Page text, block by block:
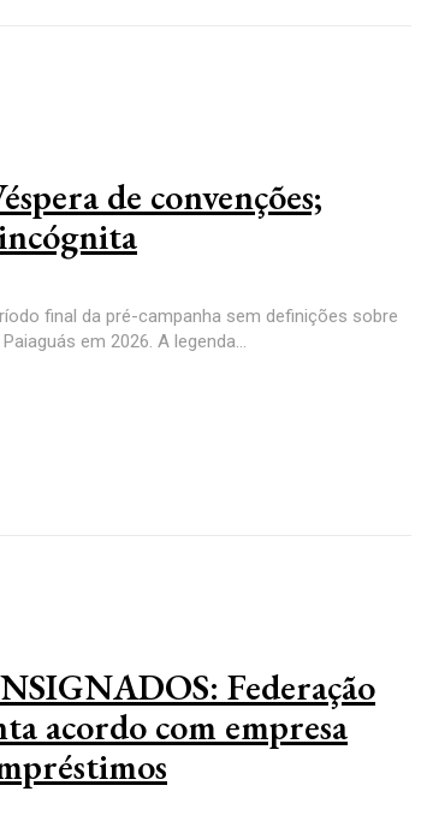
de convenções;
final da pré-campanha sem definições sobre
em 2026. A legenda...
Federação
acordo com empresa